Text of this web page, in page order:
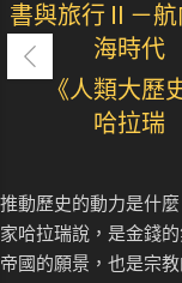
書與旅行Ⅱ－航
海時代
《人類大歷
哈拉瑞
推動歷史的動力是什
家哈拉瑞說，是金錢
帝國的願景，也是宗